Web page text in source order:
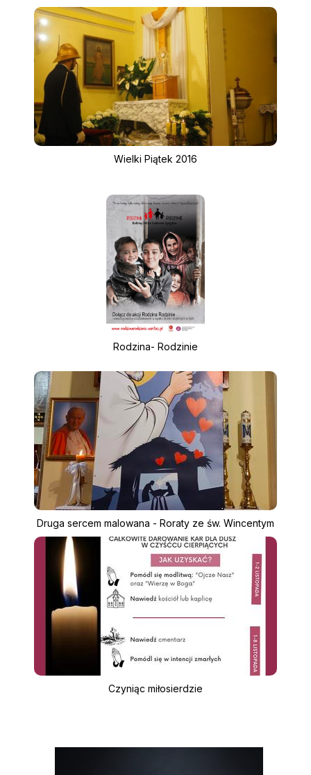
Wielki Piątek 2016
Rodzina- Rodzinie
Druga sercem malowana - Roraty ze św. Wincentym
Czyniąc miłosierdzie